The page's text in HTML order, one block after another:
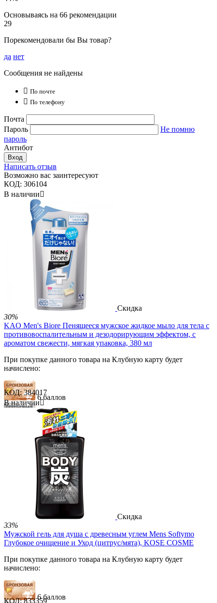
Основываясь на 66 рекомендации
29
Порекомендовали бы Вы товар?
да нет
Сообщения не найдены
 По почте
 По телефону
Почта
Пароль
Не помню
пароль
Антибот
Вход
Написать отзыв
Возможно вас заинтересуют
КОД: 306104
В наличии
Скидка
30%
KAO Men's Biore Пенящееся мужское жидкое мыло для тела с
противовоспалительным и дезодорирующим эффектом, с
ароматом свежести, мягкая упаковка, 380 мл
При покупке данного товара на Клубную карту будет
начислено:
6 баллов
18 баллов
30 баллов
690.00 Р
В корзину
КОД: 384017
В наличии
Скидка
33%
Мужской гель для душа c древесным углем Mens Softymo
Глубокое очищение и Уход (цитрус/мята), KOSE COSME
При покупке данного товара на Клубную карту будет
начислено:
6 баллов
КОД: 833359